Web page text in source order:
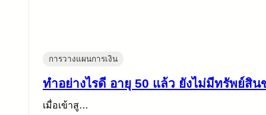
การวางแผนการเงิน
ทำอย่างไรดี อายุ 50 แล้ว ยังไม่มีทรัพย์สิน
เมื่อเข้าสู…